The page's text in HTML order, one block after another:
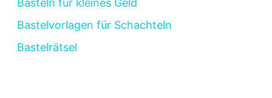
Basteln für kleines Geld
Bastelvorlagen für Schachteln
Bastelrätsel